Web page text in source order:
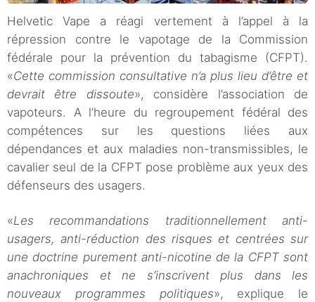
Helvetic Vape a réagi vertement à l’appel à la
répression contre le vapotage de la Commission
fédérale pour la prévention du tabagisme (CFPT).
«Cette commission consultative n’a plus lieu d’être et
devrait être dissoute», considère l’association de
vapoteurs. A l’heure du regroupement fédéral des
compétences sur les questions liées aux
dépendances et aux maladies non-transmissibles, le
cavalier seul de la CFPT pose problème aux yeux des
défenseurs des usagers.
«Les recommandations traditionnellement anti-
usagers, anti-réduction des risques et centrées sur
une doctrine purement anti-nicotine de la CFPT sont
anachroniques et ne s’inscrivent plus dans les
nouveaux programmes politiques», explique le